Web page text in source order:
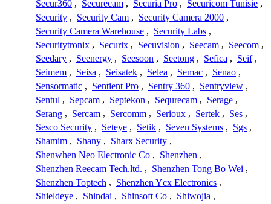
Secur360 , Securecam , Securia Pro , Securicom Tunisie ,
Security , Security Cam , Security Camera 2000 ,
Security Camera Warehouse , Security Labs ,
Securitytronix , Securix , Secuvision , Seecam , Seecom ,
Seedary , Seenergy , Seesoon , Seetong , Sefica , Seif ,
Seimem , Seisa , Seisatek , Selea , Semac , Senao ,
Sensormatic , Sentient Pro , Sentry 360 , Sentryview ,
Sentul , Sepcam , Septekon , Sequrecam , Serage ,
Serang , Sercam , Sercomm , Serioux , Sertek , Ses ,
Sesco Security , Seteye , Setik , Seven Systems , Sgs ,
Shamim , Shany , Sharx Security ,
Shenwhen Neo Electronic Co , Shenzhen ,
Shenzhen Reecam Tech.ltd. , Shenzhen Tong Bo Wei ,
Shenzhen Toptech , Shenzhen Ycx Electronics ,
Shieldeye , Shindai , Shinsoft Co , Shiwojia ,